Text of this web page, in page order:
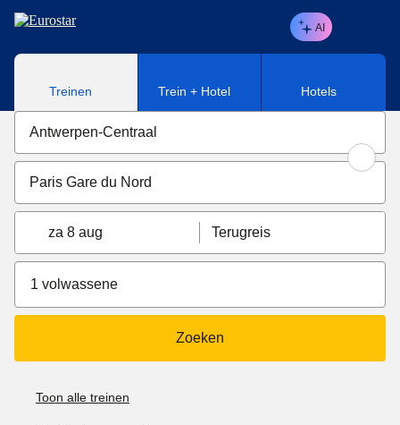
Naar hoofdinhoud
AI
Treinen Trein + Hotel Hotels
za 8 aug Terugreis
1 volwassene
Zoeken
Toon alle treinen